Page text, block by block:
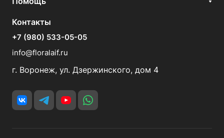
Контакты
+7 (980) 533-05-05
info@floralaif.ru
г. Воронеж, ул. Дзержинского, дом 4